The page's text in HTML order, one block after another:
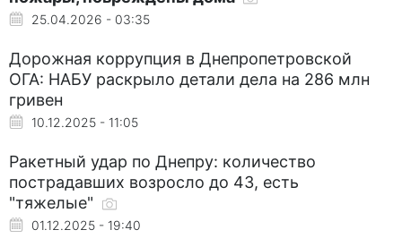
25.04.2026 - 03:35
Дорожная коррупция в Днепропетровской
ОГА: НАБУ раскрыло детали дела на 286 млн
гривен
10.12.2025 - 11:05
Ракетный удар по Днепру: количество
пострадавших возросло до 43, есть
"тяжелые"
01.12.2025 - 19:40